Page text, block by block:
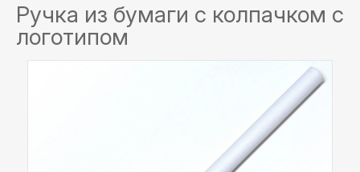
Ручка из бумаги с колпачком с
логотипом